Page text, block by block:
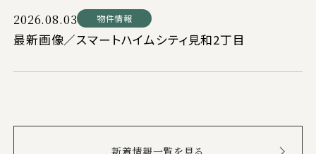
2026.08.03 物件情報
最新画像／スマートハイムシティ見和2丁目
新着情報一覧を見る